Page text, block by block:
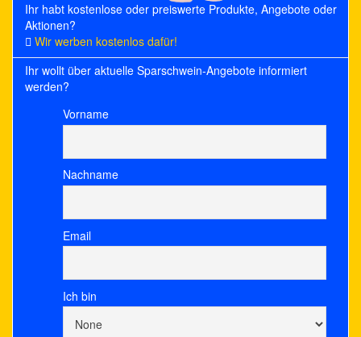
Ihr habt kostenlose oder preiswerte Produkte, Angebote oder
Aktionen?
Wir werben kostenlos dafür!
Ihr wollt über aktuelle Sparschwein-Angebote informiert
werden?
Vorname
Nachname
Email
Ich bin